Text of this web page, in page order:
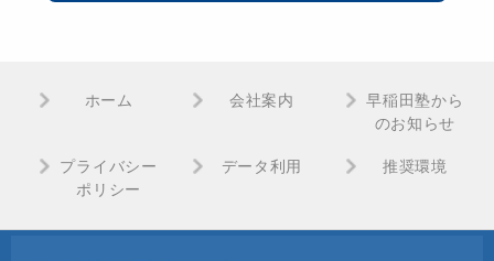
ホーム 会社案内
早稲田塾から
のお知らせ
プライバシー
ポリシー
データ利用 推奨環境